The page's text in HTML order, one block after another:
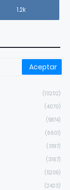
1.2k
(10202)
(4070)
(5874)
(6601)
(3197)
(3167)
(5209)
(2423)